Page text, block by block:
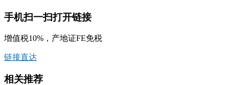
手机扫一扫打开链接
增值税10%，产地证FE免税
链接直达
相关推荐